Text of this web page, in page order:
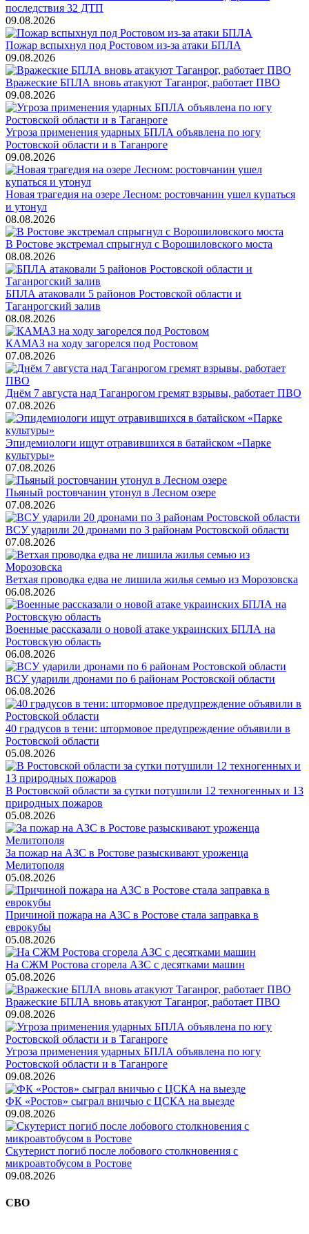
последствия 32 ДТП
09.08.2026
Пожар вспыхнул под Ростовом из-за атаки БПЛА
09.08.2026
Вражеские БПЛА вновь атакуют Таганрог, работает ПВО
09.08.2026
Угроза применения ударных БПЛА объявлена по югу
Ростовской области и в Таганроге
09.08.2026
Новая трагедия на озере Лесном: ростовчанин ушел купаться
и утонул
08.08.2026
В Ростове экстремал спрыгнул с Ворошиловского моста
08.08.2026
БПЛА атаковали 5 районов Ростовской области и
Таганрогский залив
08.08.2026
КАМАЗ на ходу загорелся под Ростовом
07.08.2026
Днём 7 августа над Таганрогом гремят взрывы, работает ПВО
07.08.2026
Эпидемиологи ищут отравившихся в батайском «Парке
культуры»
07.08.2026
Пьяный ростовчанин утонул в Лесном озере
07.08.2026
ВСУ ударили 20 дронами по 3 районам Ростовской области
07.08.2026
Ветхая проводка едва не лишила жилья семью из Морозовска
06.08.2026
Военные рассказали о новой атаке украинских БПЛА на
Ростовскую область
06.08.2026
ВСУ ударили дронами по 6 районам Ростовской области
06.08.2026
40 градусов в тени: штормовое предупреждение объявили в
Ростовской области
05.08.2026
В Ростовской области за сутки потушили 12 техногенных и 13
природных пожаров
05.08.2026
За пожар на АЗС в Ростове разыскивают уроженца
Мелитополя
05.08.2026
Причиной пожара на АЗС в Ростове стала заправка в
еврокубы
05.08.2026
На СЖМ Ростова сгорела АЗС с десятками машин
05.08.2026
Вражеские БПЛА вновь атакуют Таганрог, работает ПВО
09.08.2026
Угроза применения ударных БПЛА объявлена по югу
Ростовской области и в Таганроге
09.08.2026
ФК «Ростов» сыграл вничью с ЦСКА на выезде
09.08.2026
Скутерист погиб после лобового столкновения с
микроавтобусом в Ростове
09.08.2026
СВО